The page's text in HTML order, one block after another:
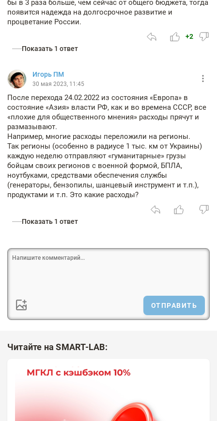
бы в 3 раза больше, чем сейчас от общего бюджета, тогда
появится надежда на долгосрочное развитие и
процветание России.
+2
Показать 1 ответ
Игорь ПМ
30 мая 2023, 11:45
После перехода 24.02.2022 из состояния «Европа» в
состояние «Азия» власти РФ, как и во времена СССР, все
«плохие для общественного мнения» расходы прячут и
размазывают.
Например, многие расходы переложили на регионы.
Так регионы (особенно в радиусе 1 тыс. км от Украины)
каждую неделю отправляют «гуманитарные» грузы
бойцам своих регионов с военной формой, БПЛА,
ноутбуками, средствами обеспечения службы
(генераторы, бензопилы, шанцевый инструмент и т.п.),
продуктами и т.п. Это какие расходы?
Показать 1 ответ
ОТПРАВИТЬ
Читайте на SMART-LAB: